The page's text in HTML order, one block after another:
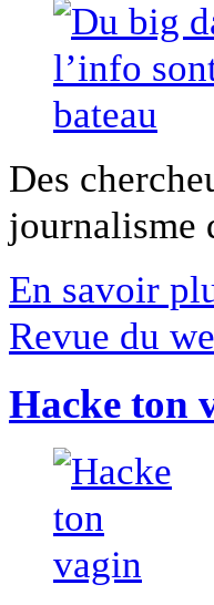
Des
journalisme
En savoir
Revue du
Hacke ton